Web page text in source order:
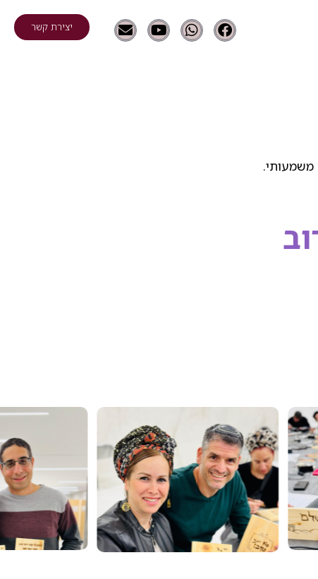
יצירת קשר
משמעותי.